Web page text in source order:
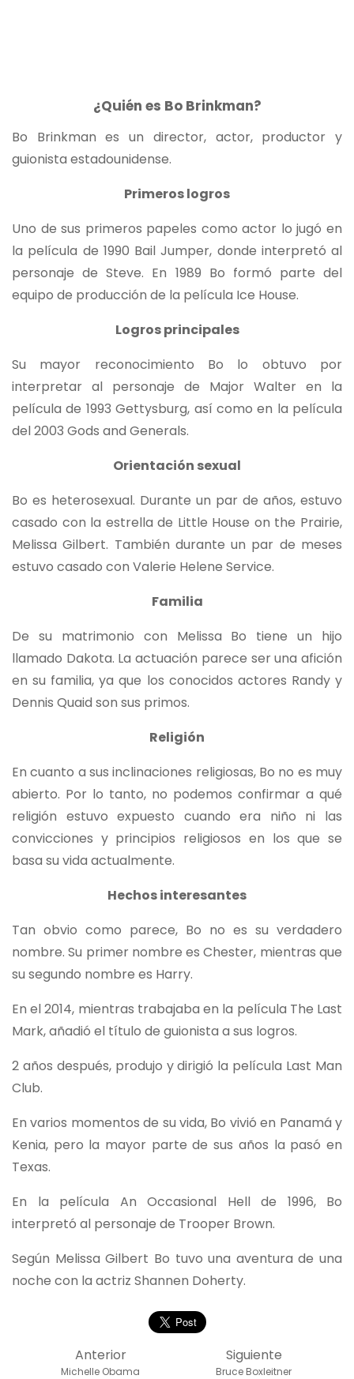
¿Quién es Bo Brinkman?
Bo Brinkman es un director, actor, productor y
guionista estadounidense.
Primeros logros
Uno de sus primeros papeles como actor lo jugó en
la película de 1990 Bail Jumper, donde interpretó al
personaje de Steve. En 1989 Bo formó parte del
equipo de producción de la película Ice House.
Logros principales
Su mayor reconocimiento Bo lo obtuvo por
interpretar al personaje de Major Walter en la
película de 1993 Gettysburg, así como en la película
del 2003 Gods and Generals.
Orientación sexual
Bo es heterosexual. Durante un par de años, estuvo
casado con la estrella de Little House on the Prairie,
Melissa Gilbert. También durante un par de meses
estuvo casado con Valerie Helene Service.
Familia
De su matrimonio con Melissa Bo tiene un hijo
llamado Dakota. La actuación parece ser una afición
en su familia, ya que los conocidos actores Randy y
Dennis Quaid son sus primos.
Religión
En cuanto a sus inclinaciones religiosas, Bo no es muy
abierto. Por lo tanto, no podemos confirmar a qué
religión estuvo expuesto cuando era niño ni las
convicciones y principios religiosos en los que se
basa su vida actualmente.
Hechos interesantes
Tan obvio como parece, Bo no es su verdadero
nombre. Su primer nombre es Chester, mientras que
su segundo nombre es Harry.
En el 2014, mientras trabajaba en la película The Last
Mark, añadió el título de guionista a sus logros.
2 años después, produjo y dirigió la película Last Man
Club.
En varios momentos de su vida, Bo vivió en Panamá y
Kenia, pero la mayor parte de sus años la pasó en
Texas.
En la película An Occasional Hell de 1996, Bo
interpretó al personaje de Trooper Brown.
Según Melissa Gilbert Bo tuvo una aventura de una
noche con la actriz Shannen Doherty.
Siguiente
Bruce Boxleitner
Anterior
Michelle Obama